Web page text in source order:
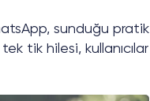
sunduğu pratik
tik hilesi, kullanıcılar